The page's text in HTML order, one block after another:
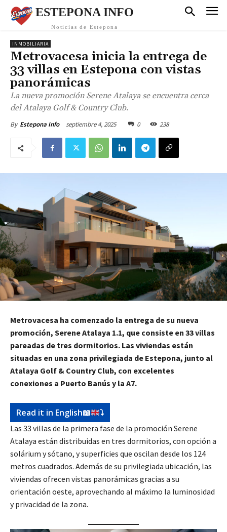
ESTEPONA INFO
Noticias de Estepona
INMOBILIARIA
Metrovacesa inicia la entrega de
33 villas en Estepona con vistas
panorámicas
La nueva promoción Serene Atalaya se encuentra cerca
del Atalaya Golf & Country Club.
By Estepona Info septiembre 4, 2025 0 238
Metrovacesa ha comenzado la entrega de su nueva
promoción, Serene Atalaya 1.1, que consiste en 33 villas
pareadas de tres dormitorios. Las viviendas están
situadas en una zona privilegiada de Estepona, junto al
Atalaya Golf & Country Club, con excelentes
conexiones a Puerto Banús y la A7.
Read it in English📖 ⤵️
Las 33 villas de la primera fase de la promoción Serene
Atalaya están distribuidas en tres dormitorios, con opción a
solárium y sótano, y superficies que oscilan desde los 124
metros cuadrados. Además de su privilegiada ubicación, las
viviendas ofrecen vistas panorámicas gracias a su
orientación oeste, aprovechando al máximo la luminosidad
y privacidad de la zona.